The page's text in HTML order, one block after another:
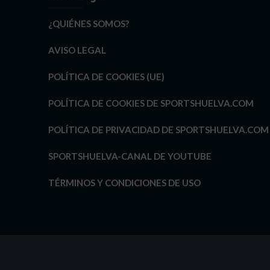
¿QUIÉNES SOMOS?
AVISO LEGAL
POLÍTICA DE COOKIES (UE)
POLÍTICA DE COOKIES DE SPORTSHUELVA.COM
POLÍTICA DE PRIVACIDAD DE SPORTSHUELVA.COM
SPORTSHUELVA-CANAL DE YOUTUBE
TÉRMINOS Y CONDICIONES DE USO